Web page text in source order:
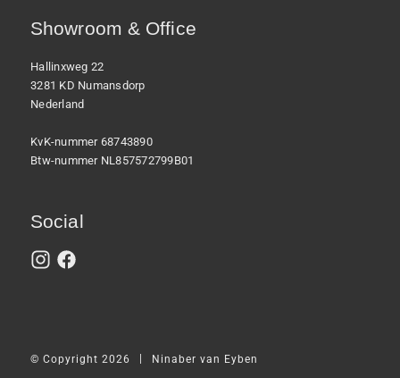
Showroom & Office
Hallinxweg 22
3281 KD Numansdorp
Nederland
KvK-nummer 68743890
Btw-nummer NL857572799B01
Social
© Copyright 2026 Ninaber van Eyben